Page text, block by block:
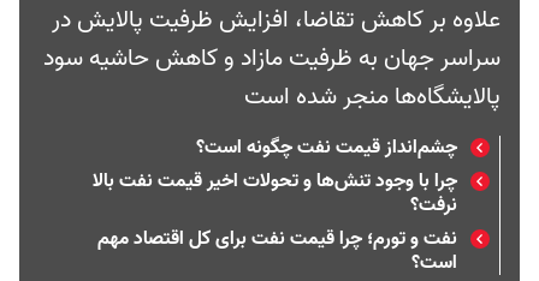
علاوه بر کاهش تقاضا، افزایش ظرفیت پالایش در
سراسر جهان به ظرفیت مازاد و کاهش حاشیه سود
پالایشگاه‌ها منجر شده است
چشم‌انداز قیمت نفت چگونه است؟
چرا با وجود تنش‌ها و تحولات اخیر قیمت نفت بالا
نرفت؟
نفت و تورم؛ چرا قیمت نفت برای کل اقتصاد مهم
است؟